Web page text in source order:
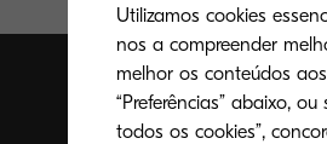
Utilizamos cookies
nos a compreender
melhor os conteúdos
“Preferências” abaixo,
todos os cookies”,